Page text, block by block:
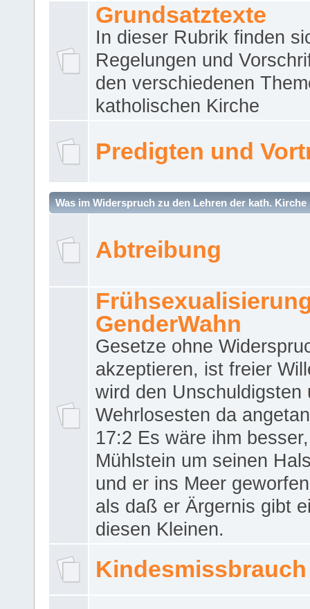
Grundsatztexte
In dieser Rubrik finden
Regelungen und
den verschiedenen
katholischen Kirche
Predigten und
Was im Widerspruch zu den Lehren der kath. Kirche
Abtreibung
GenderWahn
Gesetze ohne
akzeptieren, ist freier
wird den Unschuldigsten
Wehrlosesten da
17:2 Es wäre ihm
Mühlstein um seinen
und er ins Meer
als daß er Ärgernis gibt
diesen Kleinen.
Kindesmissbrauch